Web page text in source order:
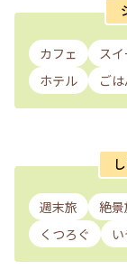
カフェ ス
ホテル
ご
週末旅 絶景
くつろぐ